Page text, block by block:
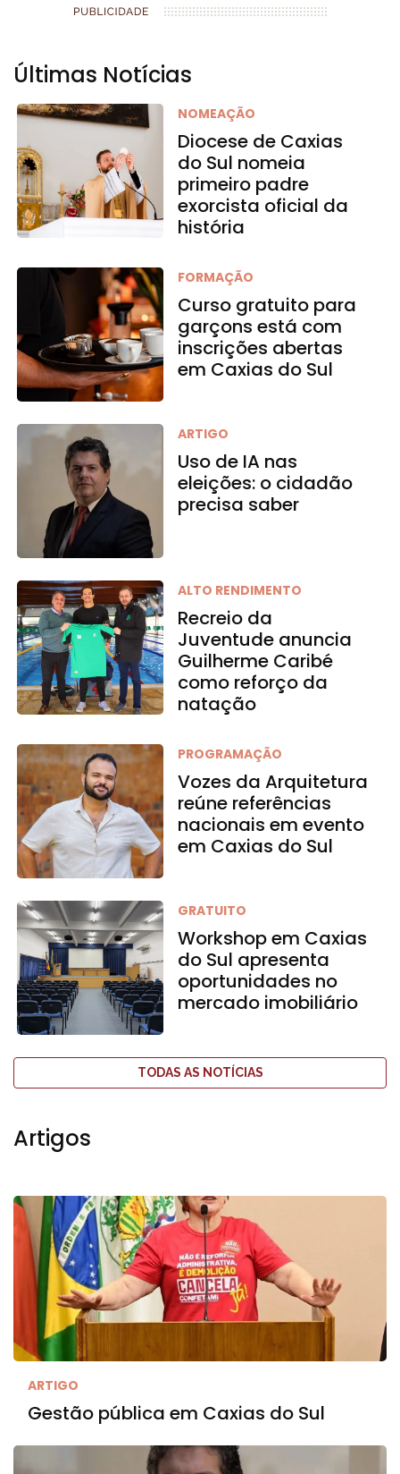
Últimas Notícias
NOMEAÇÃO
Diocese de Caxias
do Sul nomeia
primeiro padre
exorcista oficial da
história
FORMAÇÃO
Curso gratuito para
garçons está com
inscrições abertas
em Caxias do Sul
ARTIGO
Uso de IA nas
eleições: o cidadão
precisa saber
ALTO RENDIMENTO
Recreio da
Juventude anuncia
Guilherme Caribé
como reforço da
natação
PROGRAMAÇÃO
Vozes da Arquitetura
reúne referências
nacionais em evento
em Caxias do Sul
GRATUITO
Workshop em Caxias
do Sul apresenta
oportunidades no
mercado imobiliário
TODAS AS NOTÍCIAS
Artigos
ARTIGO
Gestão pública em Caxias do Sul